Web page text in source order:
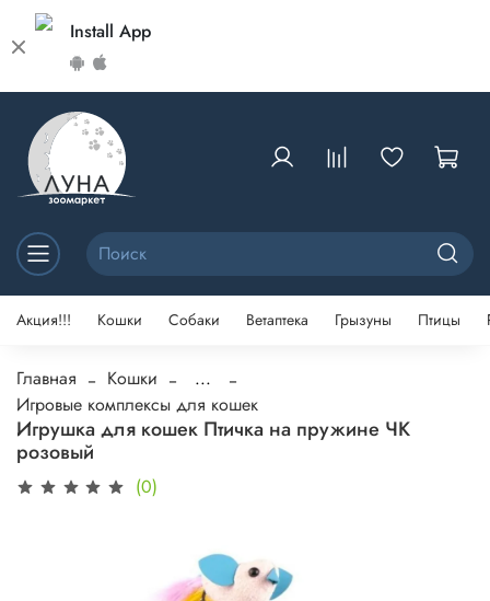
Install App
Акция!!! Кошки Собаки Ветаптека Грызуны Птицы
Главная Кошки
...
Игровые комплексы для кошек
Игрушка для кошек Птичка на пружине ЧК
розовый
(0)